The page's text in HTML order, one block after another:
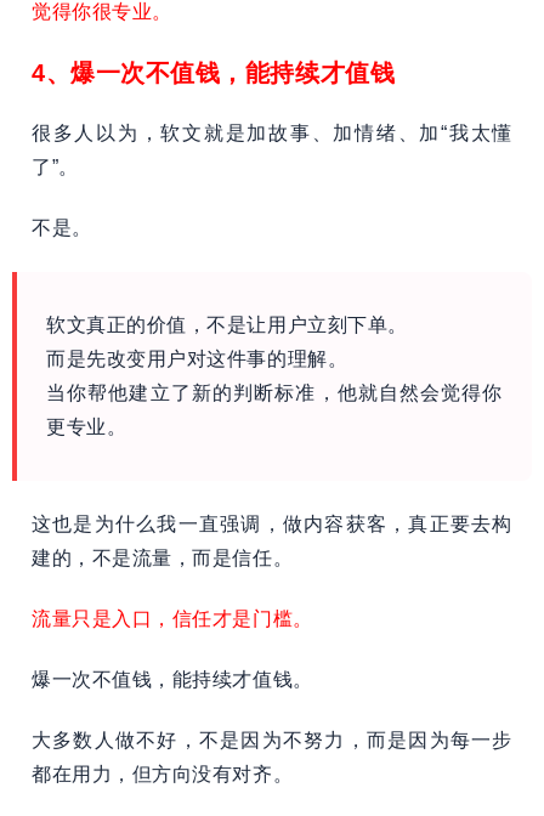
觉得你很专业。
4、爆一次不值钱，能持续才值钱
很多人以为，软文就是加故事、加情绪、加“我太懂
了”。
不是。
软文真正的价值，不是让用户立刻下单。
而是先改变用户对这件事的理解。
当你帮他建立了新的判断标准，他就自然会觉得你
更专业。
这也是为什么我一直强调，做内容获客，真正要去构
建的，不是流量，而是信任。
流量只是入口，信任才是门槛。
爆一次不值钱，能持续才值钱。
大多数人做不好，不是因为不努力，而是因为每一步
都在用力，但方向没有对齐。